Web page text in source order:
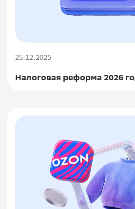
25.12.2025
Налоговая реформа 2026